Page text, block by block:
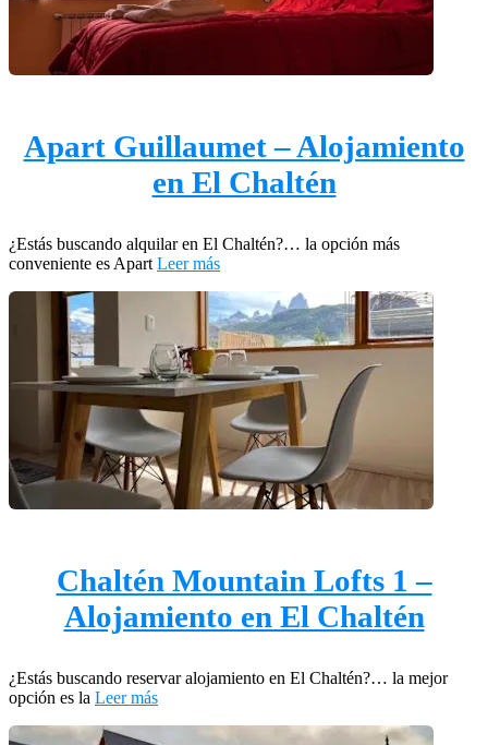
Apart Guillaumet – Alojamiento
en El Chaltén
¿Estás buscando alquilar en El Chaltén?… la opción más
conveniente es Apart Leer más
Chaltén Mountain Lofts 1 –
Alojamiento en El Chaltén
¿Estás buscando reservar alojamiento en El Chaltén?… la mejor
opción es la Leer más